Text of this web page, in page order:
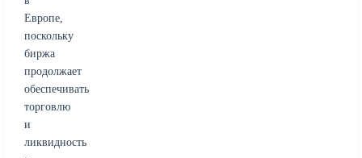
Европе,
поскольку
биржа
продолжает
обеспечивать
торговлю
и
ликвидность